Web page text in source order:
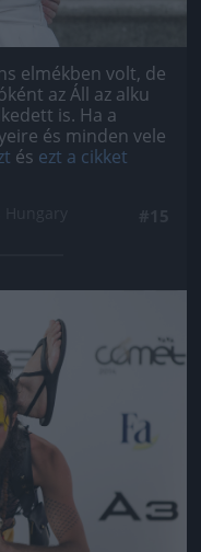
elmékben volt, de
az Áll az alku
is. Ha a
és minden vele
és ezt a cikket